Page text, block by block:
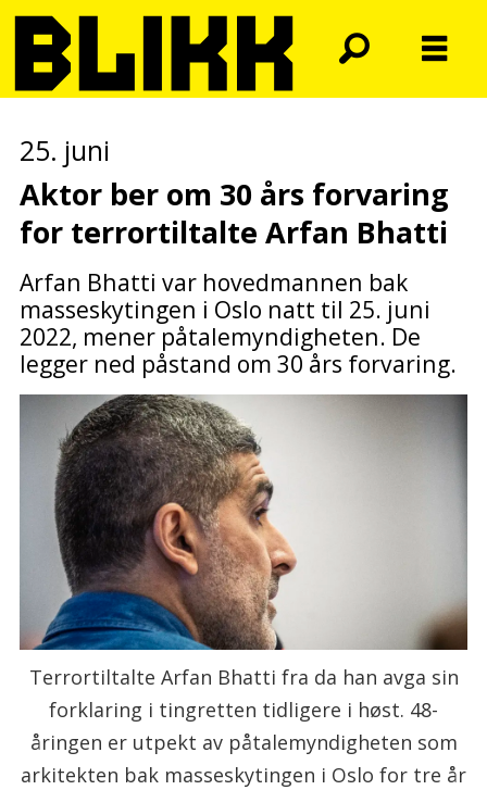
25. juni
Aktor ber om 30 års forvaring
for terrortiltalte Arfan Bhatti
Arfan Bhatti var hovedmannen bak
masseskytingen i Oslo natt til 25. juni
2022, mener påtalemyndigheten. De
legger ned påstand om 30 års forvaring.
Terrortiltalte Arfan Bhatti fra da han avga sin
forklaring i tingretten tidligere i høst. 48-
åringen er utpekt av påtalemyndigheten som
arkitekten bak masseskytingen i Oslo for tre år